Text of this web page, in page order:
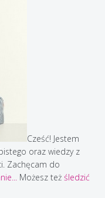
Cześć! Jestem
oraz wiedzy z
Zachęcam do
Możesz też śledzić